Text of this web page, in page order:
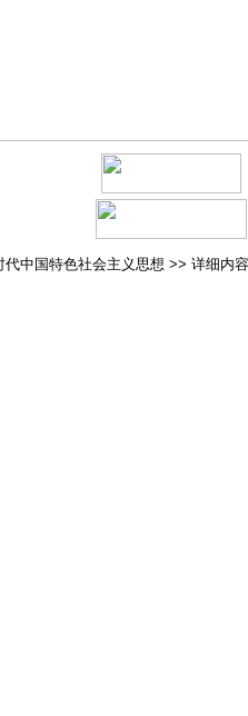
代中国特色社会主义思想 >> 详细内容